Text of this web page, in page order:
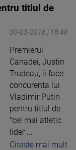
titlul de
30-03-2016 | 18:48
Premierul
Canadei, Justin
Trudeau, ii face
concurenta lui
Vladimir Putin
pentru titlul de
"cel mai atletic
lider ...
Citeste mai mult